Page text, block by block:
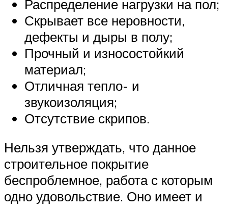
Распределение нагрузки на пол;
Скрывает все неровности,
дефекты и дыры в полу;
Прочный и износостойкий
материал;
Отличная тепло- и
звукоизоляция;
Отсутствие скрипов.
Нельзя утверждать, что данное
строительное покрытие
беспроблемное, работа с которым
одно удовольствие. Оно имеет и